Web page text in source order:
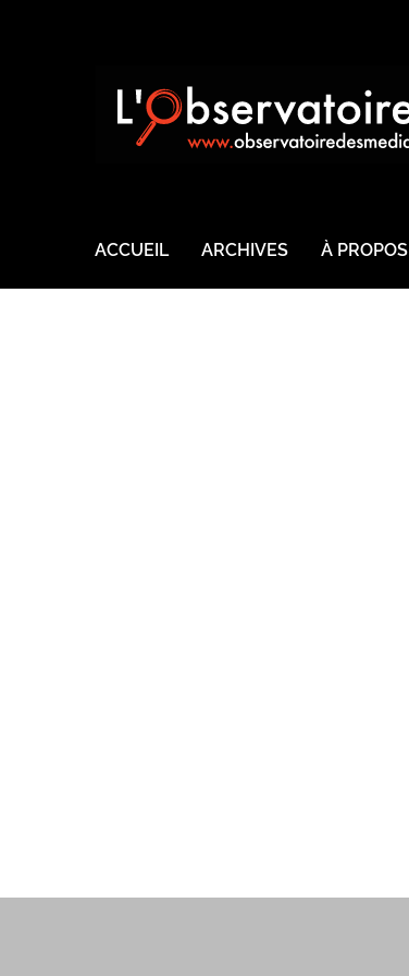
ACCUEIL ARCHIVES À PROPOS